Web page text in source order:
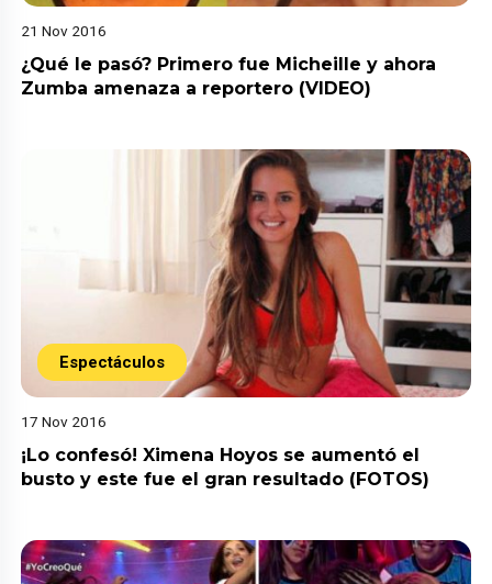
21 Nov 2016
¿Qué le pasó? Primero fue Micheille y ahora
Zumba amenaza a reportero (VIDEO)
Espectáculos
17 Nov 2016
¡Lo confesó! Ximena Hoyos se aumentó el
busto y este fue el gran resultado (FOTOS)